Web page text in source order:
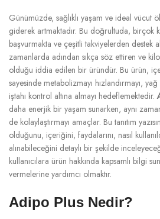
Günümüzde, sağlıklı yaşam ve ideal vücut
giderek artmaktadır. Bu doğrultuda, birçok
başvurmakta ve çeşitli takviyelerden destek
zamanlarda adından sıkça söz ettiren ve
olduğu iddia edilen bir üründür. Bu ürün,
sayesinde metabolizmayı hızlandırmayı, yağ
iştahı kontrol altına almayı hedeflemektedir.
daha enerjik bir yaşam sunarken, aynı
de kolaylaştırmayı amaçlar. Bu tanıtım
olduğunu, içeriğini, faydalarını, nasıl
alınabileceğini detaylı bir şekilde
kullanıcılara ürün hakkında kapsamlı bilgi
vermelerine yardımcı olmaktır.
Adipo Plus Nedir?